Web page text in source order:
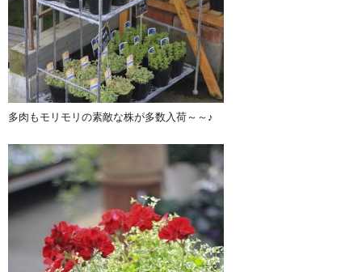
多肉もモリモリの素敵な株が多数入荷～～♪